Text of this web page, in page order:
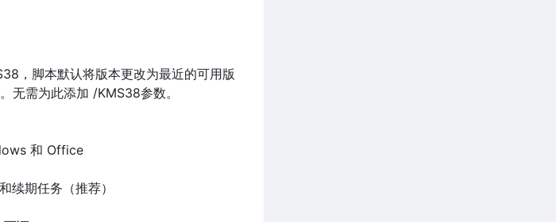
，脚本默认将版本更改为最近的可用版
无需为此添加 /KMS38参数。
和 Office
期任务（推荐）